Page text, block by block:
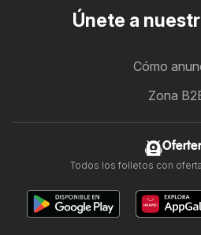
Únete a
Cómo
Zona
Todos los folletos con